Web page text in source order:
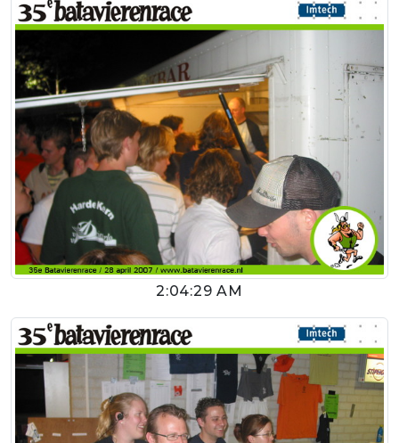
2:04:29 AM